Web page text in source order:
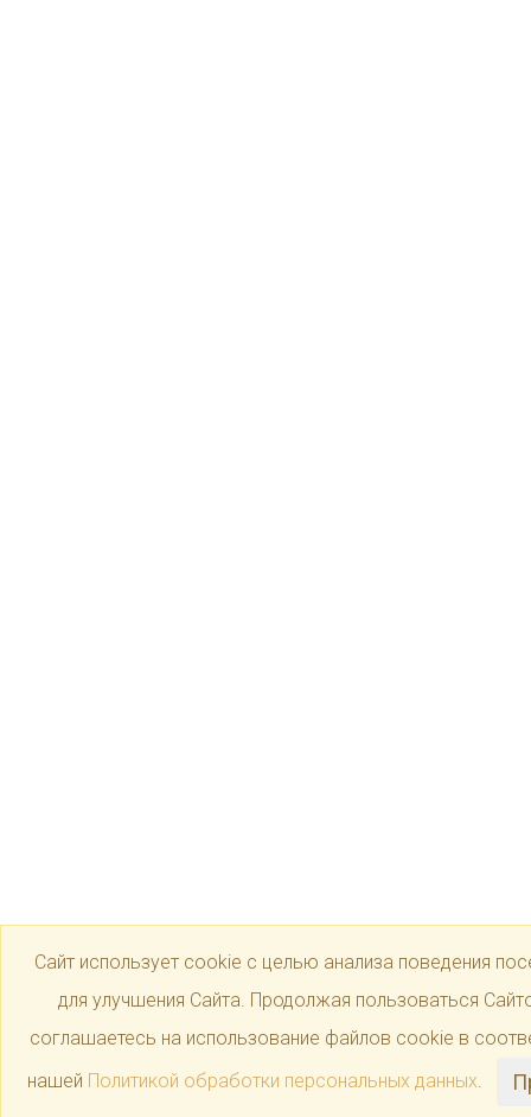
Сайт использует cookie с целью анализа поведения
для улучшения Сайта. Продолжая пользоваться
соглашаетесь на использование файлов cookie в
нашей Политикой обработки персональных данных